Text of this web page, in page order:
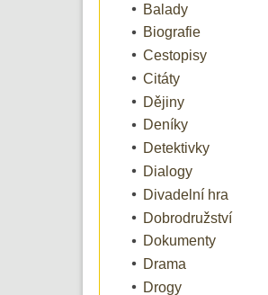
Balady
Biografie
Cestopisy
Citáty
Dějiny
Deníky
Detektivky
Dialogy
Divadelní hra
Dobrodružství
Dokumenty
Drama
Drogy